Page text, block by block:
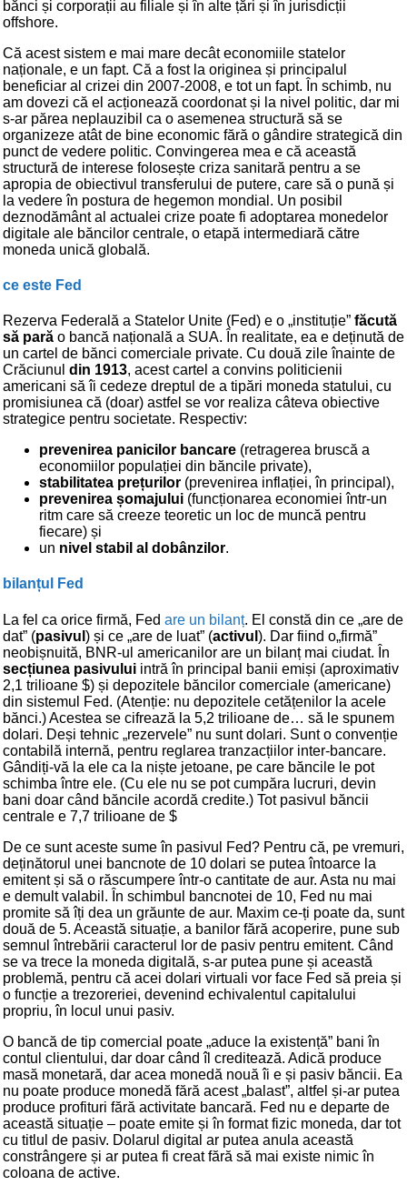
bănci și corporații au filiale și în alte țări și în jurisdicții
offshore.
Că acest sistem e mai mare decât economiile statelor
naționale, e un fapt. Că a fost la originea și principalul
beneficiar al crizei din 2007-2008, e tot un fapt. În schimb, nu
am dovezi că el acționează coordonat și la nivel politic, dar mi
s-ar părea neplauzibil ca o asemenea structură să se
organizeze atât de bine economic fără o gândire strategică din
punct de vedere politic. Convingerea mea e că această
structură de interese folosește criza sanitară pentru a se
apropia de obiectivul transferului de putere, care să o pună și
la vedere în postura de hegemon mondial. Un posibil
deznodământ al actualei crize poate fi adoptarea monedelor
digitale ale băncilor centrale, o etapă intermediară către
moneda unică globală.
ce este Fed
Rezerva Federală a Statelor Unite (Fed) e o „instituție” făcută
să pară o bancă națională a SUA. În realitate, ea e deținută de
un cartel de bănci comerciale private. Cu două zile înainte de
Crăciunul din 1913, acest cartel a convins politicienii
americani să îi cedeze dreptul de a tipări moneda statului, cu
promisiunea că (doar) astfel se vor realiza câteva obiective
strategice pentru societate. Respectiv:
prevenirea panicilor bancare (retragerea bruscă a
economiilor populației din băncile private),
stabilitatea prețurilor (prevenirea inflației, în principal),
prevenirea șomajului (funcționarea economiei într-un
ritm care să creeze teoretic un loc de muncă pentru
fiecare) și
un nivel stabil al dobânzilor.
bilanțul Fed
La fel ca orice firmă, Fed are un bilanț. El constă din ce „are de
dat” (pasivul ) și ce „are de luat” (activul ). Dar fiind o„firmă”
neobișnuită, BNR-ul americanilor are un bilanț mai ciudat. În
secțiunea pasivului intră în principal banii emiși (aproximativ
2,1 trilioane $) și depozitele băncilor comerciale (americane)
din sistemul Fed. (Atenție: nu depozitele cetățenilor la acele
bănci.) Acestea se cifrează la 5,2 trilioane de… să le spunem
dolari. Deși tehnic „rezervele” nu sunt dolari. Sunt o convenție
contabilă internă, pentru reglarea tranzacțiilor inter-bancare.
Gândiți-vă la ele ca la niște jetoane, pe care băncile le pot
schimba între ele. (Cu ele nu se pot cumpăra lucruri, devin
bani doar când băncile acordă credite.) Tot pasivul băncii
centrale e 7,7 trilioane de $
De ce sunt aceste sume în pasivul Fed? Pentru că, pe vremuri,
deținătorul unei bancnote de 10 dolari se putea întoarce la
emitent și să o răscumpere într-o cantitate de aur. Asta nu mai
e demult valabil. În schimbul bancnotei de 10, Fed nu mai
promite să îți dea un grăunte de aur. Maxim ce-ți poate da, sunt
două de 5. Această situație, a banilor fără acoperire, pune sub
semnul întrebării caracterul lor de pasiv pentru emitent. Când
se va trece la moneda digitală, s-ar putea pune și această
problemă, pentru că acei dolari virtuali vor face Fed să preia și
o funcție a trezoreriei, devenind echivalentul capitalului
propriu, în locul unui pasiv.
O bancă de tip comercial poate „aduce la existență” bani în
contul clientului, dar doar când îl creditează. Adică produce
masă monetară, dar acea monedă nouă îi e și pasiv băncii. Ea
nu poate produce monedă fără acest „balast”, altfel și-ar putea
produce profituri fără activitate bancară. Fed nu e departe de
această situație – poate emite și în format fizic moneda, dar tot
cu titlul de pasiv. Dolarul digital ar putea anula această
constrângere și ar putea fi creat fără să mai existe nimic în
coloana de active.